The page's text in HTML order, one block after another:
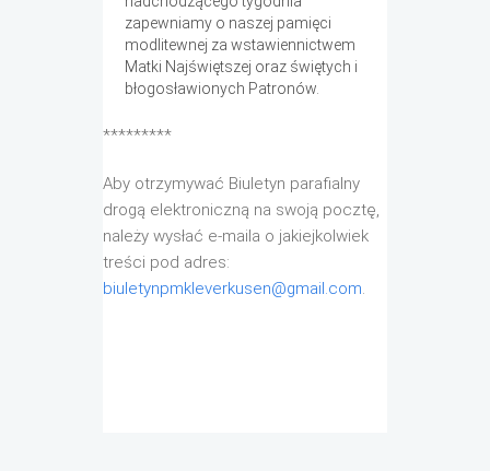
zapewniamy o naszej pamięci
modlitewnej za wstawiennictwem
Matki Najświętszej oraz świętych i
błogosławionych Patronów.
*********
Aby otrzymywać Biuletyn parafialny
drogą elektroniczną na swoją pocztę,
należy wysłać e-maila o jakiejkolwiek
treści pod adres:
biuletynpmkleverkusen@gmail.com.